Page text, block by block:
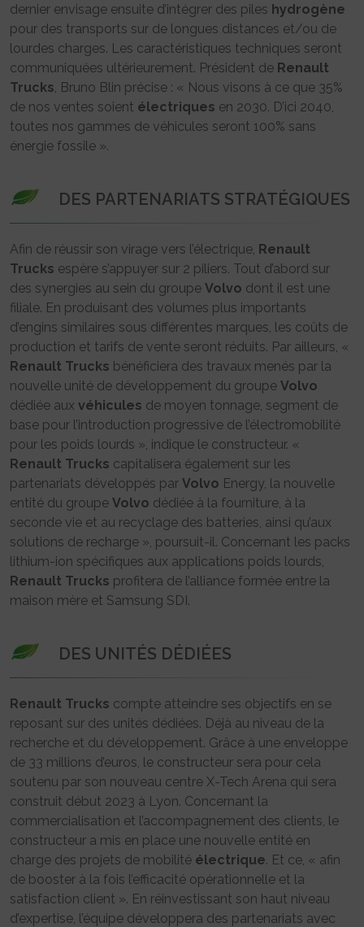
dernier envisage ensuite d’intégrer des piles hydrogène
pour des transports sur de longues distances et/ou de
lourdes charges. Les caractéristiques techniques seront
communiquées ultérieurement. Président de Renault
Trucks, Bruno Blin précise : « Nous visons à ce que 35%
de nos ventes soient électriques en 2030. D’ici 2040,
toutes nos gammes de véhicules seront 100% sans
énergie fossile ».
DES PARTENARIATS STRATÉGIQUES
Afin de réussir son virage vers l’électrique, Renault
Trucks espère s’appuyer sur 2 piliers. Tout d’abord sur
des synergies au sein du groupe Volvo dont il est une
filiale. En produisant des volumes plus importants
d’engins similaires sous différentes marques, les coûts de
production et tarifs de vente seront réduits. Par ailleurs, «
Renault Trucks bénéficiera des travaux menés par la
nouvelle unité de développement du groupe Volvo
dédiée aux véhicules de moyen tonnage, segment de
base pour l’introduction progressive de l’électromobilité
pour les poids lourds », indique le constructeur. «
Renault Trucks capitalisera également sur les
partenariats développés par Volvo Energy, la nouvelle
entité du groupe Volvo dédiée à la fourniture, à la
seconde vie et au recyclage des batteries, ainsi qu’aux
solutions de recharge », poursuit-il. Concernant les packs
lithium-ion spécifiques aux applications poids lourds,
Renault Trucks profitera de l’alliance formée entre la
maison mère et Samsung SDI.
DES UNITÉS DÉDIÉES
Renault Trucks compte atteindre ses objectifs en se
reposant sur des unités dédiées. Déjà au niveau de la
recherche et du développement. Grâce à une enveloppe
de 33 millions d’euros, le constructeur sera pour cela
soutenu par son nouveau centre X-Tech Arena qui sera
construit début 2023 à Lyon. Concernant la
commercialisation et l’accompagnement des clients, le
constructeur a mis en place une nouvelle entité en
charge des projets de mobilité électrique. Et ce, « afin
de booster à la fois l’efficacité opérationnelle et la
satisfaction client ». En réinvestissant son haut niveau
d’expertise, l’équipe développera des partenariats avec